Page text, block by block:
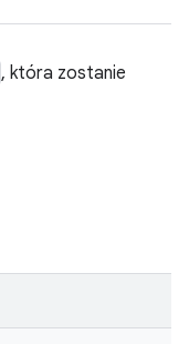
, która zostanie